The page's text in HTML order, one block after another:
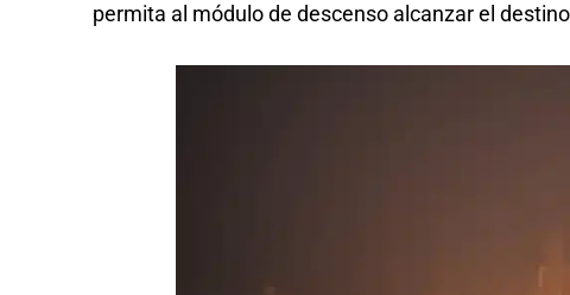
permita al módulo de descenso alcanzar el